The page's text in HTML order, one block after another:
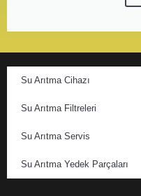
Su Arıtma Cihazı
Su Arıtma Filtreleri
Su Arıtma Servis
Su Arıtma Yedek Parçaları